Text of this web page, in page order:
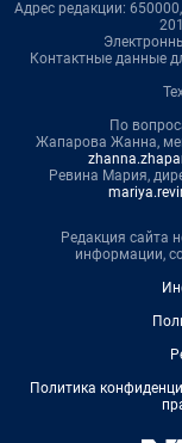
Адрес редакции:
Контактные данные
По
Жапарова Жанна,
Ревина Мария,
Редакция сайта
информации,
Политика